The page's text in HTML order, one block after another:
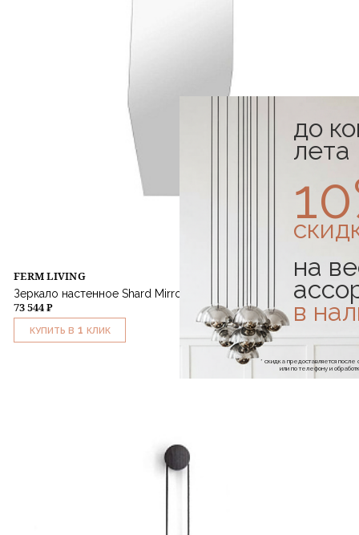
FERM LIVING
Зеркало настенное Shard Mirror Full Size Black
73 544 ₽
КУПИТЬ В 1 КЛИК
до
лета
на
в
* скидка предоставляется
или по телефону и